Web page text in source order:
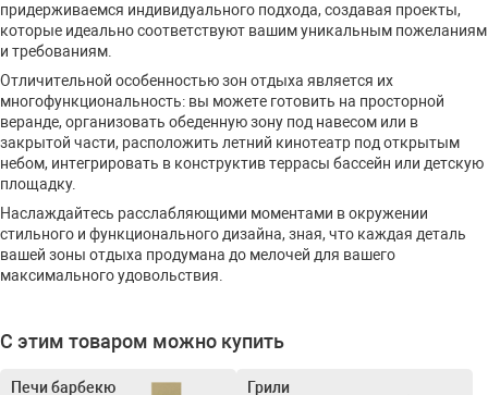
придерживаемся индивидуального подхода, создавая проекты,
которые идеально соответствуют вашим уникальным пожеланиям
и требованиям.
Отличительной особенностью зон отдыха является их
многофункциональность: вы можете готовить на просторной
веранде, организовать обеденную зону под навесом или в
закрытой части, расположить летний кинотеатр под открытым
небом, интегрировать в конструктив террасы бассейн или детскую
площадку.
Наслаждайтесь расслабляющими моментами в окружении
стильного и функционального дизайна, зная, что каждая деталь
вашей зоны отдыха продумана до мелочей для вашего
максимального удовольствия.
С этим товаром можно купить
Печи барбекю Грили